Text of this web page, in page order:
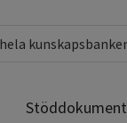
Stöddokument